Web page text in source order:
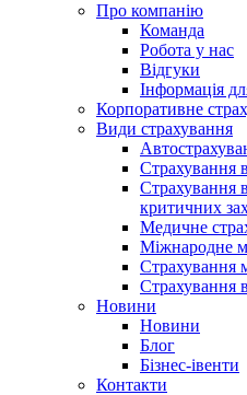
Про компанію
Команда
Робота у нас
Відгуки
Інформація
Корпоративне
Види страхування
Страхування
Страхування
критичних
Медичне
Міжнародне
Страхування
Страхування
Новини
Новини
Блог
Бізнес-івенти
Контакти